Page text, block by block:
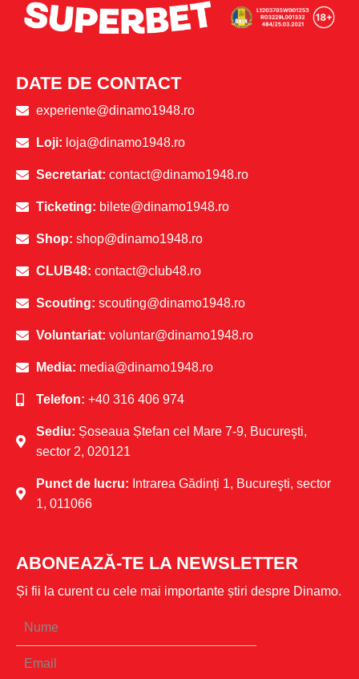
DATE DE CONTACT
experiente@dinamo1948.ro
Loji: loja@dinamo1948.ro
Secretariat: contact@dinamo1948.ro
Ticketing: bilete@dinamo1948.ro
Shop: shop@dinamo1948.ro
CLUB48: contact@club48.ro
Scouting: scouting@dinamo1948.ro
Voluntariat: voluntar@dinamo1948.ro
Media: media@dinamo1948.ro
Telefon: +40 316 406 974
Sediu: Șoseaua Ștefan cel Mare 7-9, Bucureşti,
sector 2, 020121
Punct de lucru: Intrarea Gădinți 1, Bucureşti, sector
1, 011066
ABONEAZĂ-TE LA NEWSLETTER
Și fii la curent cu cele mai importante știri despre Dinamo.